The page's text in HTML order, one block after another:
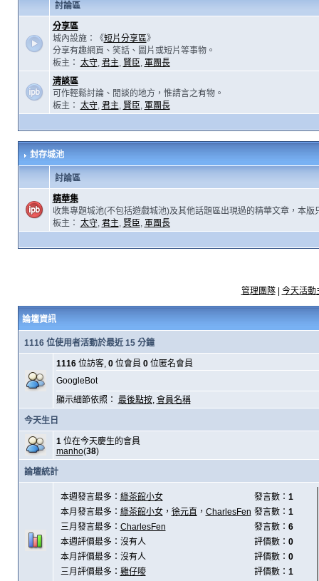
討論區
分享區
城內設施：《短片分享區》
分享有趣網頁、笑話、圖片或短片等事物。
板主： 太守, 君主, 賢臣, 軍團長
清談區
可作輕鬆討論、閒談的地方，惟請言之有物。
板主： 太守, 君主, 賢臣, 軍團長
封存城池
討論區
精華集
收集專題城池(不包括遊戲城池)及其他話題區出現過的精華文章，本版
板主： 太守, 君主, 賢臣, 軍團長
管理團隊| 今天活動
論壇資訊
1116 位使用者活動於最近 15 分鐘
1116位訪客, 0位會員 0位匿名會員
GoogleBot
顯示細節依照： 最後點按, 會員名稱
今天生日
1位在今天慶生的會員
manho(38)
論壇統計
本週發言最多： 綠茶館小女 發言數： 1
本月發言最多： 綠茶館小女， 徐元直 ， CharlesFen 發言數： 1
三月發言最多： CharlesFen 發言數： 6
本週評價最多：沒有人
評價數： 0
本月評價最多：沒有人
評價數： 0
三月評價最多： 雞仔嘜 評價數： 1